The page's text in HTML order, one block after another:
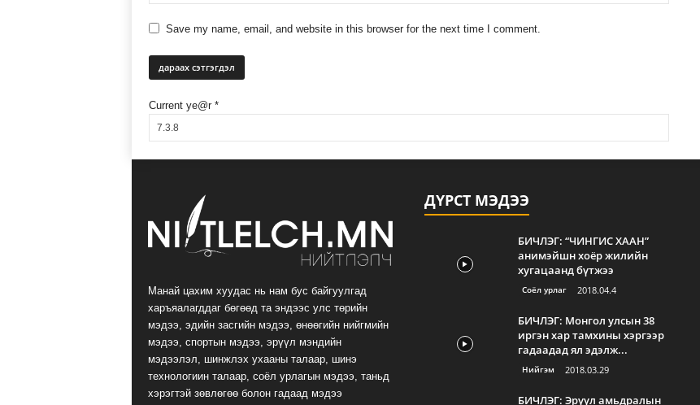
Save my name, email, and website in this browser for the next time I comment.
Current ye@r *
Манай цахим хуудас нь нам бус байгуулгад
харъяалагддаг бөгөөд та эндээс улс төрийн
мэдээ, эдийн засгийн мэдээ, өнөөгийн нийгмийн
мэдээ, спортын мэдээ, эрүүл мэндийн
мэдээлэл, шинжлэх ухааны талаар, шинэ
технологиин талаар, соёл урлагын мэдээ, таньд
хэрэгтэй зөвлөгөө болон гадаад мэдээ
ДҮРСТ МЭДЭЭ
БИЧЛЭГ: “ЧИНГИС ХААН”
анимэйшн хоёр жилийн
хугацаанд бүтжээ
Соёл урлаг 2018.04.4
БИЧЛЭГ: Монгол улсын 38
иргэн хар тамхины хэргээр
гадаадад ял эдэлж...
Нийгэм 2018.03.29
БИЧЛЭГ: Эрүүл амьдралын